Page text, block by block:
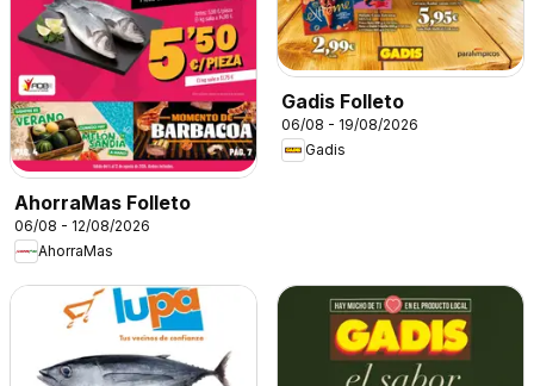
AhorraMas Folleto
06/08 - 12/08/2026
AhorraMas
Gadis Folleto
06/08 - 19/08/2026
Gadis